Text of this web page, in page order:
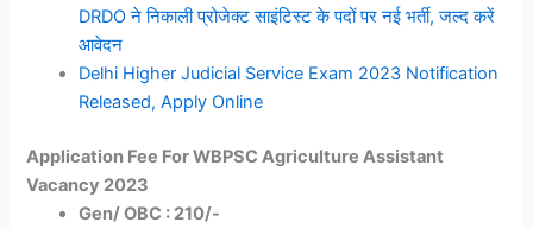
DRDO ने निकाली प्रोजेक्ट साइंटिस्ट के पदों पर नई भर्ती, जल्द करें
आवेदन
Delhi Higher Judicial Service Exam 2023 Notification
Released, Apply Online
Application Fee For WBPSC Agriculture Assistant
Vacancy 2023
Gen/ OBC : 210/-